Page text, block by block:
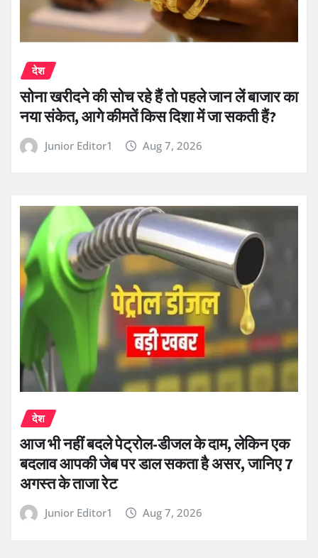
देश
सोना खरीदने की सोच रहे हैं तो पहले जान लें बाजार का
नया संकेत, आगे कीमतें किस दिशा में जा सकती हैं?
Junior Editor1 Aug 7, 2026
देश
आज भी नहीं बदले पेट्रोल-डीजल के दाम, लेकिन एक
बदलाव आपकी जेब पर डाल सकता है असर, जानिए 7
अगस्त के ताजा रेट
Junior Editor1 Aug 7, 2026